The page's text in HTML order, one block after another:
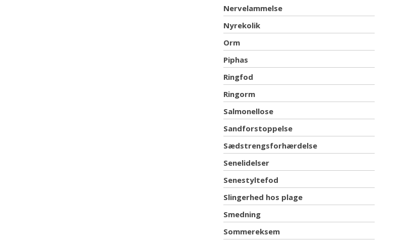
Nervelammelse
Nyrekolik
Orm
Piphas
Ringfod
Ringorm
Salmonellose
Sandforstoppelse
Sædstrengsforhærdelse
Senelidelser
Senestyltefod
Slingerhed hos plage
Smedning
Sommereksem